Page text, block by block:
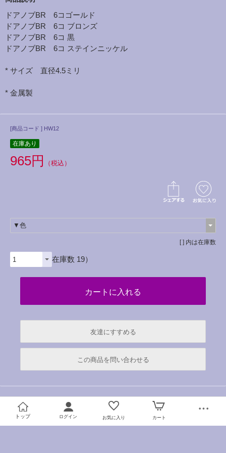
ドアノブBR 6コゴールド
ドアノブBR 6コ ブロンズ
ドアノブBR 6コ 黒
ドアノブBR 6コ ステインニッケル
* サイズ 直径4.5ミリ
* 金属製
[商品コード ] HW12
在庫あり
965円 （税込）
[ ] 内は在庫数
（在庫数 19）
友達にすすめる
必須
この商品を問い合わせる
トップ ログイン お気に入り カート